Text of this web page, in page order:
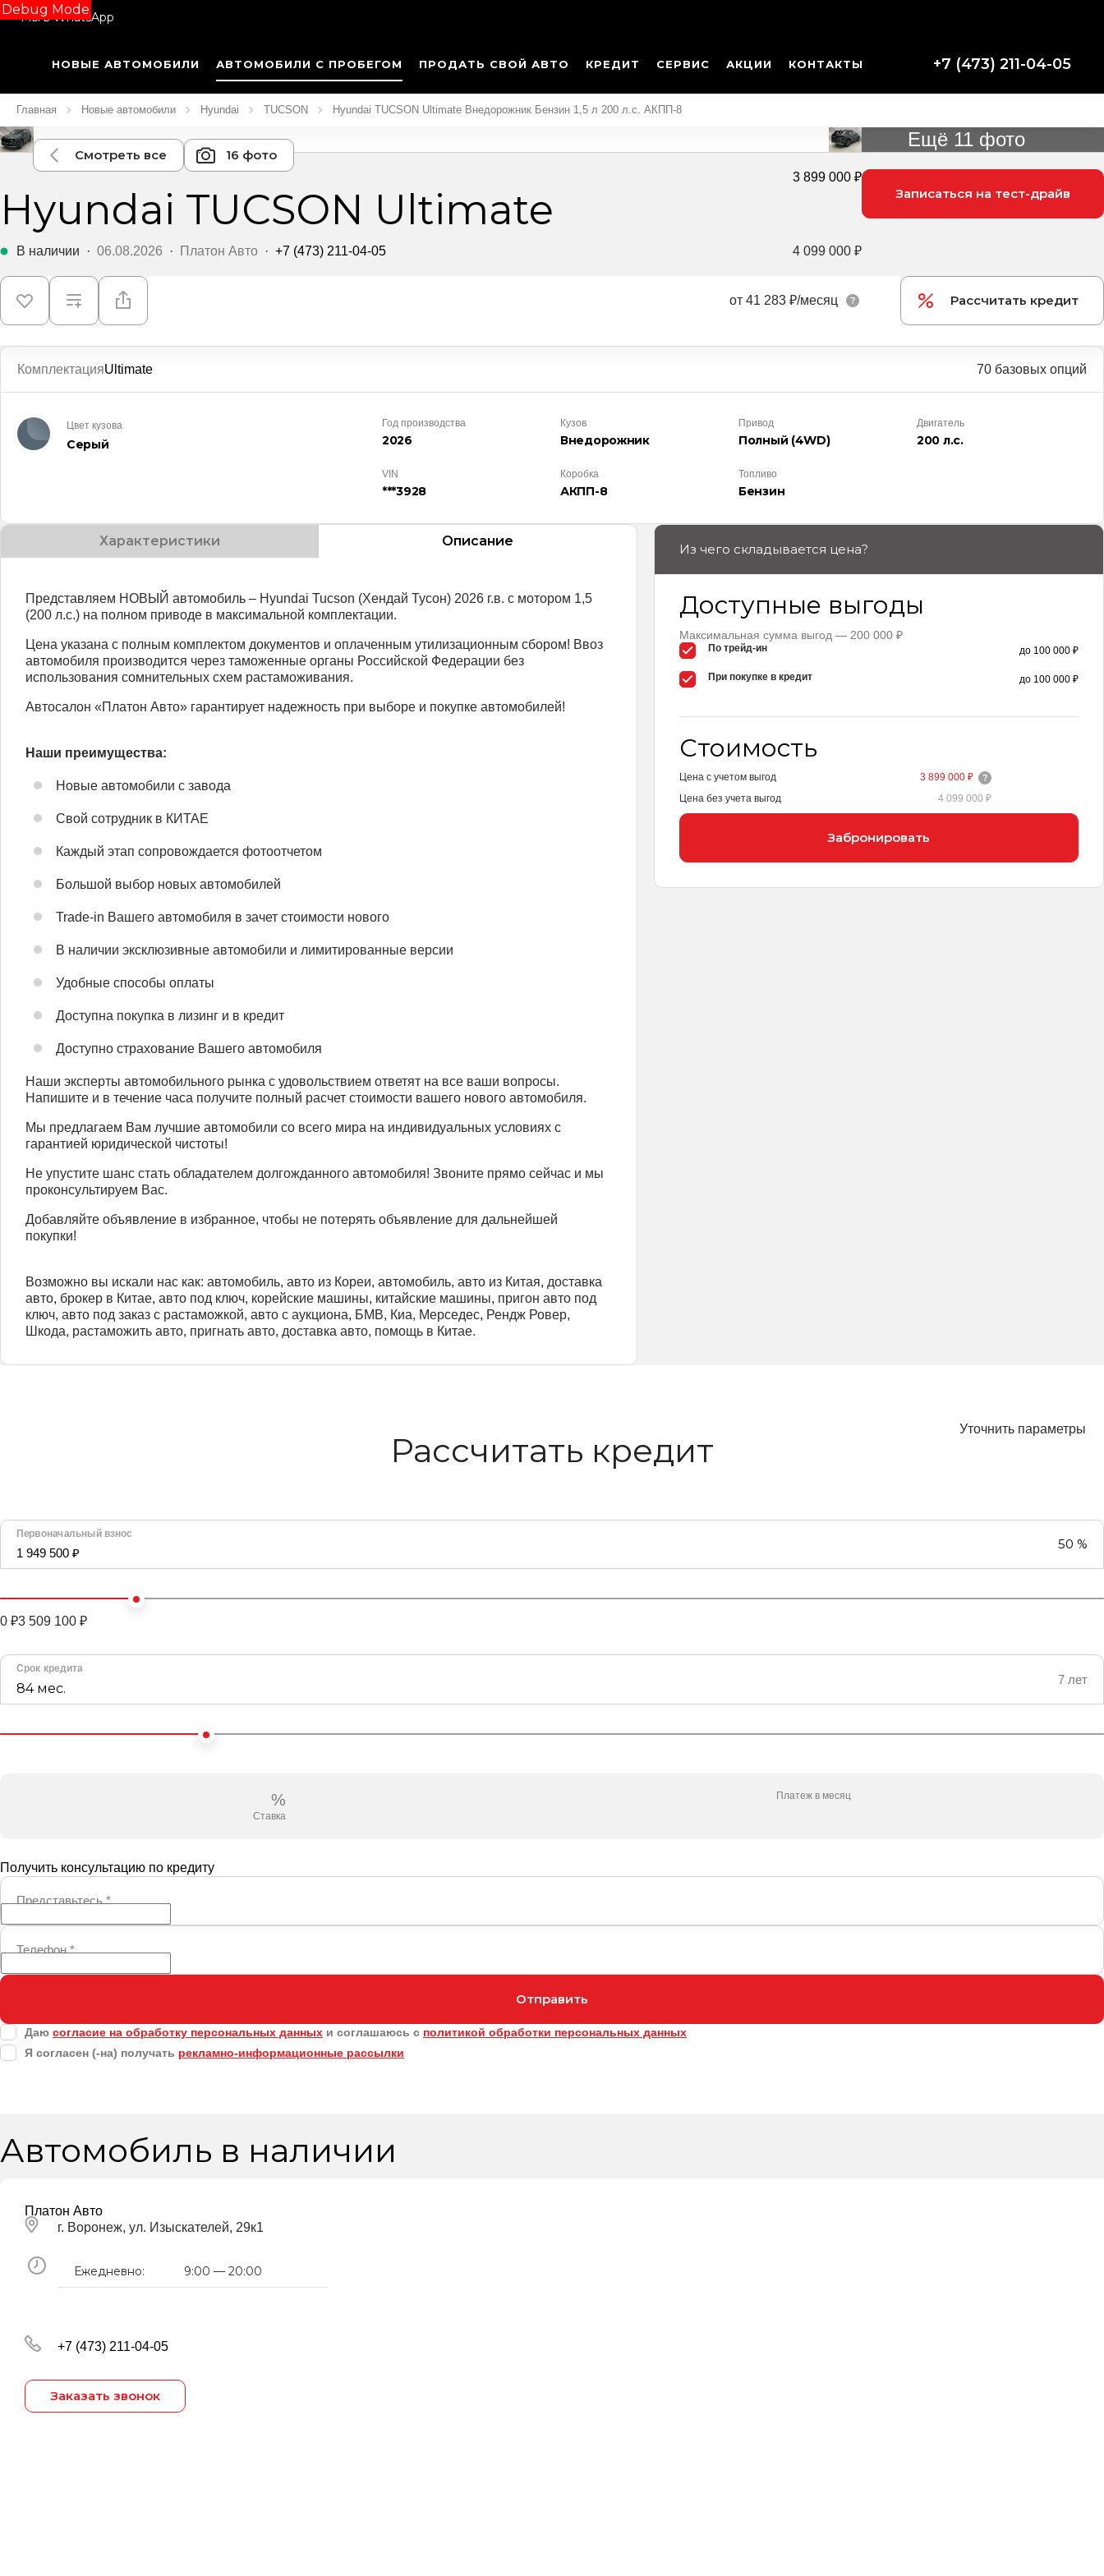
Debug Mode
Мы в WhatsApp
НОВЫЕ АВТОМОБИЛИ АВТОМОБИЛИ С ПРОБЕГОМ ПРОДАТЬ СВОЙ АВТО КРЕДИТ СЕРВИС АКЦИИ КОНТАКТЫ +7 (473) 211-04-05
Главная Новые автомобили Hyundai TUCSON Hyundai TUCSON Ultimate Внедорожник Бензин 1,5 л 200 л.с. АКПП-8
Смотреть все 16 фото
Ещё 11 фото
Hyundai TUCSON Ultimate
3 899 000 ₽
В наличии · 06.08.2026 · Платон Авто · +7 (473) 211-04-05 4 099 000 ₽
Записаться на тест-драйв
от 41 283 ₽/месяц Рассчитать кредит
КомплектацияUltimate 70 базовых опций
Цвет кузова
Серый
Год производства
2026
Кузов
Внедорож­ник
Привод
Полный (4WD)
Двигатель
200 л.с.
VIN
***3928
Коробка
АКПП-8
Топливо
Бензин
Характеристики Описание
Представляем НОВЫЙ автомобиль – Hyundai Tucson (Хендай Тусон) 2026 г.в. с мотором 1,5
(200 л.с.) на полном приводе в максимальной комплектации.
Цена указана c полным комплектом документов и оплаченным утилизационным сбором! Ввоз
автомобиля производится через таможенные органы Российской Федерации без
использования сомнительных схем растаможивания.
Автосалон «Платон Авто» гарантирует надежность при выборе и покупке автомобилей!
Наши преимущества:
Новые автомобили с завода
Свой сотрудник в КИТАЕ
Каждый этап сопровождается фотоотчетом
Большой выбор новых автомобилей
Trade-in Вашего автомобиля в зачет стоимости нового
В наличии эксклюзивные автомобили и лимитированные версии
Удобные способы оплаты
Доступна покупка в лизинг и в кредит
Доступно страхование Вашего автомобиля
Наши эксперты автомобильного рынка с удовольствием ответят на все ваши вопросы.
Напишите и в течение часа получите полный расчет стоимости вашего нового автомобиля.
Мы предлагаем Вам лучшие автомобили со всего мира на индивидуальных условиях с
гарантией юридической чистоты!
Не упустите шанс стать обладателем долгожданного автомобиля! Звоните прямо сейчас и мы
проконсультируем Вас.
Добавляйте объявление в избранное, чтобы не потерять объявление для дальнейшей
покупки!
Возможно вы искали нас как: автомобиль, авто из Кореи, автомобиль, авто из Китая, доставка
авто, брокер в Китае, авто под ключ, корейские машины, китайские машины, пригон авто под
ключ, авто под заказ с растаможкой, авто с аукциона, БМВ, Киа, Мерседес, Рендж Ровер,
Шкода, растаможить авто, пригнать авто, доставка авто, помощь в Китае.
Из чего складывается цена?
Доступные выгоды
Максимальная сумма выгод — 200 000 ₽
По трейд-ин до 100 000 ₽
При покупке в кредит до 100 000 ₽
Стоимость
Цена с учетом выгод
3 899 000 ₽
Цена без учета выгод
4 099 000 ₽
Забронировать
Рассчитать кредит
Уточнить параметры
Первоначальный взнос
1 949 500 ₽
50 %
0 ₽3 509 100 ₽
Срок кредита
84 мес.
7 лет
%
Ставка
Платеж в месяц
Получить консультацию по кредиту
Представьтесь*
Телефон*
Отправить
Даю согласие на обработку персональных данных и соглашаюсь с политикой обработки персональных данных
Я согласен (-на) получать рекламно-информационные рассылки
Автомобиль в наличии
Платон Авто
г. Воронеж, ул. Изыскателей, 29к1
Ежедневно: 9:00 — 20:00
+7 (473) 211-04-05
Заказать звонок